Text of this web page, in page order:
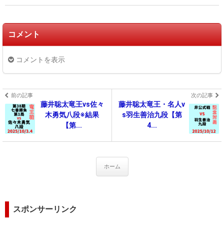
コメント
コメントを表示
前の記事
藤井聡太竜王vs佐々
木勇気八段※結果
【第...
次の記事
藤井聡太竜王・名人v
s羽生善治九段【第
4...
ホーム
スポンサーリンク